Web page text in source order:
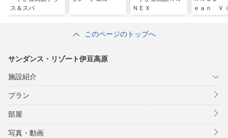
ス＆スパ
ＮＥＸ
ｅａｎ Ｖ
このページのトップへ
サンダンス・リゾート伊豆高原
施設紹介
プラン
部屋
写真・動画